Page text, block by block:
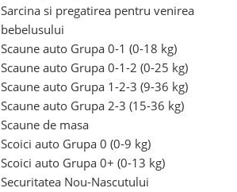
Sarcina si pregatirea pentru venirea
bebelusului
Scaune auto Grupa 0-1 (0-18 kg)
Scaune auto Grupa 0-1-2 (0-25 kg)
Scaune auto Grupa 1-2-3 (9-36 kg)
Scaune auto Grupa 2-3 (15-36 kg)
Scaune de masa
Scoici auto Grupa 0 (0-9 kg)
Scoici auto Grupa 0+ (0-13 kg)
Securitatea Nou-Nascutului